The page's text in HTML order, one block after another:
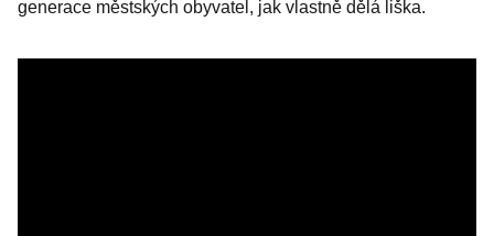
generace městských obyvatel, jak vlastně dělá liška.